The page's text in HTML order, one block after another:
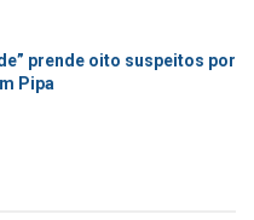
prende oito suspeitos por
Pipa